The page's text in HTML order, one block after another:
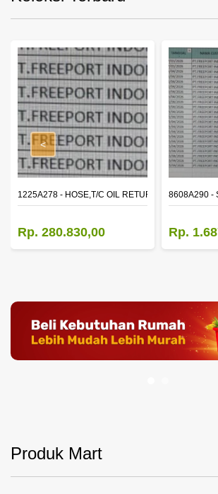
1225A278 - HOSE,T/C OIL RETURN TUBE
Rp. 280.830,00
8608A290 -
Rp.
<
Produk Mart